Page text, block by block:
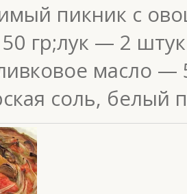
пикник с
гр;лук — 2
масло —
соль, белый